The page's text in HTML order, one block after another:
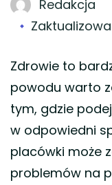
Redakcja
Zdrowie to
powodu warto
tym, gdzie
w odpowiedni
placówki może
problemów na